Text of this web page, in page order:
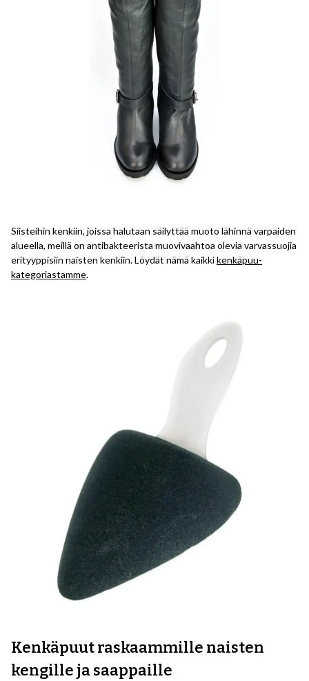
Siisteihin kenkiin, joissa halutaan säilyttää muoto lähinnä varpaiden
alueella, meillä on antibakteerista muovivaahtoa olevia varvassuojia
erityyppisiin naisten kenkiin. Löydät nämä kaikkikenkäpuu-
kategoriastamme.
Kenkäpuut raskaammille naisten
kengille ja saappaille